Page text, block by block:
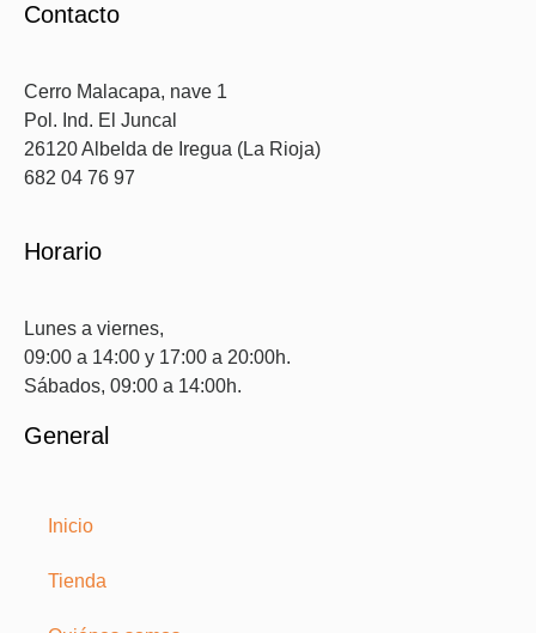
Contacto
Cerro Malacapa, nave 1
Pol. Ind. El Juncal
26120 Albelda de Iregua (La Rioja)
682 04 76 97
Horario
Lunes a viernes,
09:00 a 14:00 y 17:00 a 20:00h.
Sábados, 09:00 a 14:00h.
General
Inicio
Tienda